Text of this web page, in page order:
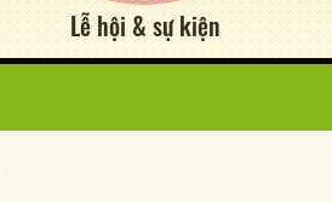
Lễ hội & sự kiện